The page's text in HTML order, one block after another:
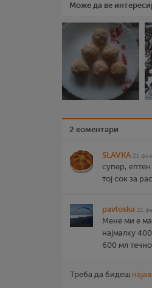
Може да ве
2 коментари
SLAVKA 21
супер,
тој сок за
pavloska 21
Мене ми е
најмалку
600 мл
Треба да бидеш